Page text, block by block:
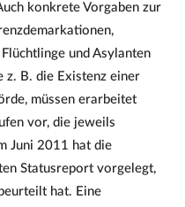
konkrete Vorgaben zur
und Asylanten
z. B. die Existenz einer
müssen erarbeitet
vor, die jeweils
Juni 2011 hat die
Statusreport vorgelegt,
hat. Eine